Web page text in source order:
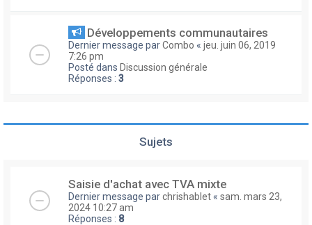
Développements communautaires
Dernier message parCombo « jeu. juin 06, 2019
7:26 pm
Posté dans Discussion générale
Réponses : 3
Sujets
Saisie d'achat avec TVA mixte
Dernier message parchrishablet « sam. mars 23,
2024 10:27 am
Réponses : 8